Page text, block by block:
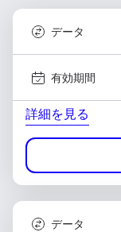
データ
有効期間
詳細を見る
データ